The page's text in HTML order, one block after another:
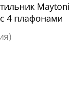
4 плафонами